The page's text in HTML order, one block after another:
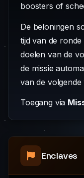
boosters of
De beloningen
tijd van de
doelen van de
de missie
van de volgende
Toegang via
Enclaves